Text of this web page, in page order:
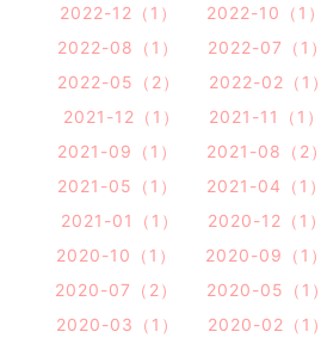
2022-12（1）
2022-10（1）
2022-08（1）
2022-07（1）
2022-05（2）
2022-02（1）
2021-12（1）
2021-11（1）
2021-09（1）
2021-08（2）
2021-05（1）
2021-04（1）
2021-01（1）
2020-12（1）
2020-10（1）
2020-09（1）
2020-07（2）
2020-05（1）
2020-03（1）
2020-02（1）